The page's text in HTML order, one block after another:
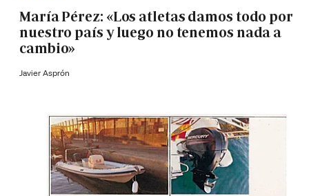
María Pérez: «Los atletas damos todo por
nuestro país y luego no tenemos nada a
cambio»
Javier Asprón